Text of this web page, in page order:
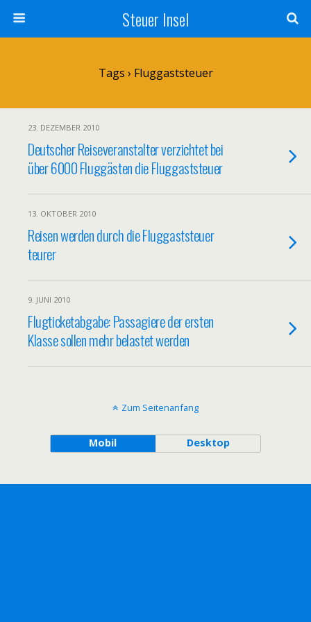
Steuer Insel
Tags › Fluggaststeuer
23. DEZEMBER 2010
Deutscher Reiseveranstalter verzichtet bei
über 6000 Fluggästen die Fluggaststeuer
13. OKTOBER 2010
Reisen werden durch die Fluggaststeuer
teurer
9. JUNI 2010
Flugticketabgabe: Passagiere der ersten
Klasse sollen mehr belastet werden
Zum Seitenanfang
Mobil Desktop